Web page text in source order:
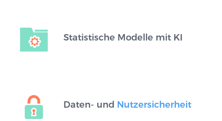
Statistische Modelle mit KI
Daten- und Nutzersicherheit